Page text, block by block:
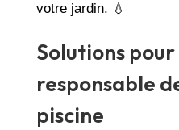
votre jardin. 💧
Solutions
responsable
piscine